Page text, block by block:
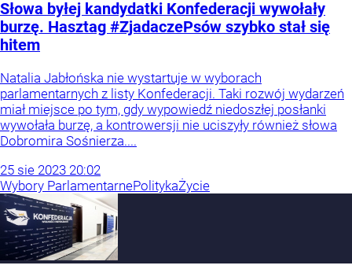
Słowa byłej kandydatki Konfederacji wywołały
burzę. Hasztag #ZjadaczePsów szybko stał się
hitem
Natalia Jabłońska nie wystartuje w wyborach
parlamentarnych z listy Konfederacji. Taki rozwój wydarzeń
miał miejsce po tym, gdy wypowiedź niedoszłej posłanki
wywołała burzę, a kontrowersji nie uciszyły również słowa
Dobromira Sośnierza....
25 sie 2023 20:02
Wybory ParlamentarnePolitykaŻycie